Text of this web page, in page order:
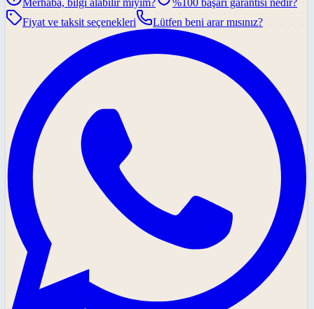
Fiyat ve taksit seçenekleri
Lütfen beni arar mısınız?